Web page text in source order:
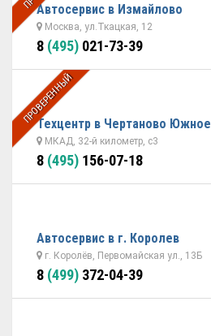
Автосервис в Измайлово
Москва, ул.Ткацкая, 12
8 (495) 021-73-39
ПРОВЕРЕННЫЙ
Техцентр в Чертаново Южное
МКАД, 32-й километр, с3
8 (495) 156-07-18
Автосервис в г. Королев
г. Королёв, Первомайская ул., 13Б
8 (499) 372-04-39